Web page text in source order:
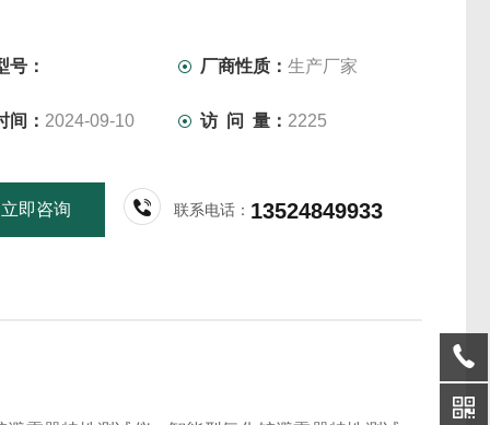
号： 厂商性质：生产厂家
间： 2024-09-10 访 问 量： 2225
立即咨询 联系电话： 13524849933